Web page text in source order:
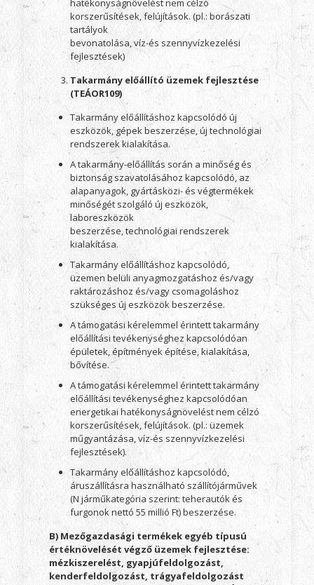
hatékonyságnövelést nem célzó
korszerűsítések, felújítások. (pl.: borászati
tartályok
bevonatolása, víz-és szennyvízkezelési
fejlesztések)
Takarmány előállító üzemek fejlesztése
(TEÁOR109)
Takarmány előállításhoz kapcsolódó új
eszközök, gépek beszerzése, új technológiai
rendszerek kialakítása.
A takarmány-előállítás során a minőség és
biztonság szavatolásához kapcsolódó, az
alapanyagok, gyártásközi- és végtermékek
minőségét szolgáló új eszközök,
laboreszközök
beszerzése, technológiai rendszerek
kialakítása.
Takarmány előállításhoz kapcsolódó,
üzemen belüli anyagmozgatáshoz és/vagy
raktározáshoz és/vagy csomagoláshoz
szükséges új eszközök beszerzése.
A támogatási kérelemmel érintett takarmány
előállítási tevékenységhez kapcsolódóan
épületek, építmények építése, kialakítása,
bővítése.
A támogatási kérelemmel érintett takarmány
előállítási tevékenységhez kapcsolódóan
energetikai hatékonyságnövelést nem célzó
korszerűsítések, felújítások. (pl.: üzemek
műgyantázása, víz-és szennyvízkezelési
fejlesztések).
Takarmány előállításhoz kapcsolódó,
áruszállításra használható szállítójárművek
(N járműkategória szerint: teherautók és
furgonok nettó 55 millió Ft) beszerzése.
B) Mezőgazdasági termékek egyéb típusú
értéknövelését végző üzemek fejlesztése:
mézkiszerelést, gyapjúfeldolgozást,
kenderfeldolgozást, trágyafeldolgozást